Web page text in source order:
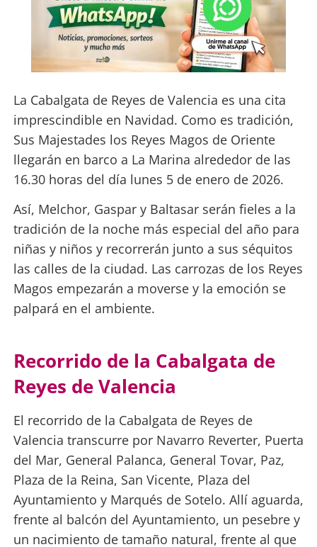
La Cabalgata de Reyes de Valencia es una cita
imprescindible en Navidad. Como es tradición,
Sus Majestades los Reyes Magos de Oriente
llegarán en barco a La Marina alrededor de las
16.30 horas del día lunes 5 de enero de 2026.
Así, Melchor, Gaspar y Baltasar serán fieles a la
tradición de la noche más especial del año para
niñas y niños y recorrerán junto a sus séquitos
las calles de la ciudad. Las carrozas de los Reyes
Magos empezarán a moverse y la emoción se
palpará en el ambiente.
Recorrido de la Cabalgata de
Reyes de Valencia
El recorrido de la Cabalgata de Reyes de
Valencia transcurre por Navarro Reverter, Puerta
del Mar, General Palanca, General Tovar, Paz,
Plaza de la Reina, San Vicente, Plaza del
Ayuntamiento y Marqués de Sotelo. Allí aguarda,
frente al balcón del Ayuntamiento, un pesebre y
un nacimiento de tamaño natural, frente al que